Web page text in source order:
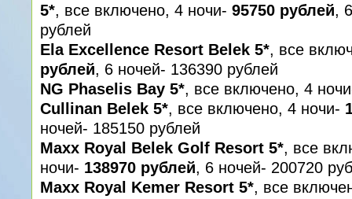
5*, все включено, 4 ночи- 95750 рублей,
рублей
Ela Excellence Resort Belek 5*, все
рублей, 6 ночей- 136390 рублей
NG Phaselis Bay 5*, все включено, 4
Cullinan Belek 5*, все включено, 4 ночи-
ночей- 185150 рублей
Maxx Royal Belek Golf Resort 5*, все
ночи- 138970 рублей, 6 ночей- 200720
Maxx Royal Kemer Resort 5*, все